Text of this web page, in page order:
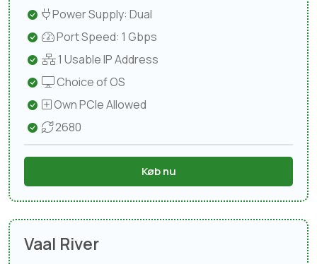
Power Supply: Dual
Port Speed: 1 Gbps
1 Usable IP Address
Choice of OS
Own PCIe Allowed
2680
Køb nu
Vaal River